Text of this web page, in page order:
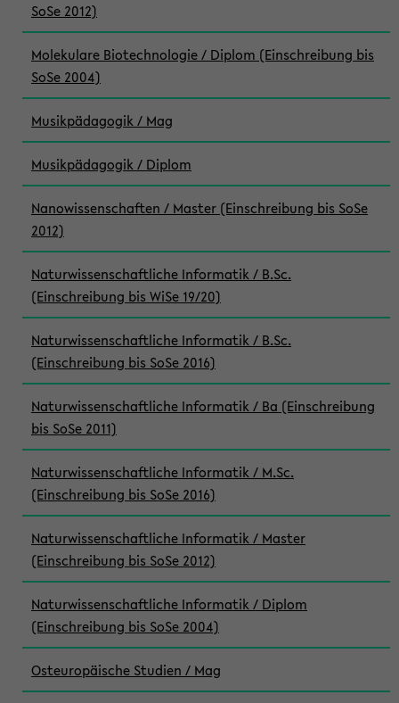
SoSe 2012)
Molekulare Biotechnologie / Diplom (Einschreibung bis
SoSe 2004)
Musikpädagogik / Mag
Musikpädagogik / Diplom
Nanowissenschaften / Master (Einschreibung bis SoSe
2012)
Naturwissenschaftliche Informatik / B.Sc.
(Einschreibung bis WiSe 19/20)
Naturwissenschaftliche Informatik / B.Sc.
(Einschreibung bis SoSe 2016)
Naturwissenschaftliche Informatik / Ba (Einschreibung
bis SoSe 2011)
Naturwissenschaftliche Informatik / M.Sc.
(Einschreibung bis SoSe 2016)
Naturwissenschaftliche Informatik / Master
(Einschreibung bis SoSe 2012)
Naturwissenschaftliche Informatik / Diplom
(Einschreibung bis SoSe 2004)
Osteuropäische Studien / Mag